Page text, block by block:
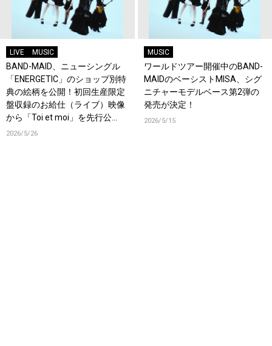
LIVE MUSIC
BAND-MAID、ニューシングル
「ENERGETIC」のショップ別特
典の絵柄を公開！初回生産限定
盤収録のお給仕（ライブ）映像
から「Toi et moi」を先行公
開！
2026/5/26
MUSIC
ワールドツアー開催中のBAND-
MAIDのベーシストMISA、シグ
ニチャーモデルベース第2弾の
発売が決定！
2026/5/15